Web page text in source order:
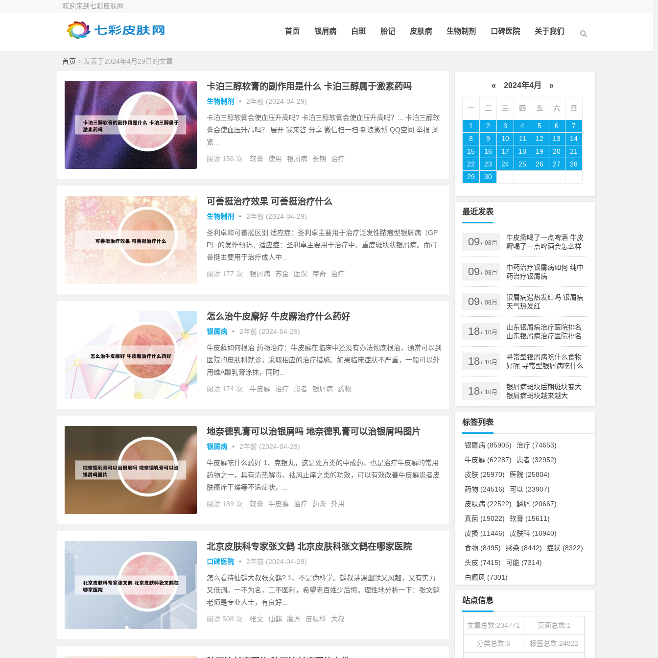
欢迎来到七彩皮肤网
首页 银屑病 白斑 胎记 皮肤病 生物制剂 口碑医院 关于我们
首页 > 发表于2024年4月29日的文章
卡泊三醇软膏的副作用是什么 卡泊三醇属于激素药吗
生物制剂 • 2年前 (2024-04-29)
卡泊三醇软膏会使血压升高吗? 卡泊三醇软膏会使血压升高吗？... 卡泊三醇软
膏会使血压升高吗？ 展开 我来答 分享 微信扫一扫 新浪微博 QQ空间 举报 浏
览...
阅读 156 次 软膏 使用 银屑病 长期 治疗
可善挺治疗效果 可善挺治疗什么
生物制剂 • 2年前 (2024-04-29)
圣利卓和可善挺区别 适应症：圣利卓主要用于治疗泛发性脓疱型银屑病（GP
P）的发作预防。适应症：圣利卓主要用于治疗中、重度斑块状银屑病。而可
善挺主要用于治疗成人中...
阅读 177 次 银屑病 苏金 医保 库奇 治疗
怎么治牛皮廨好 牛皮廨治疗什么药好
银屑病 • 2年前 (2024-04-29)
牛皮藓如何根治 药物治疗：牛皮癣在临床中还没有办法彻底根治，通常可以到
医院的皮肤科就诊，采取相应的治疗措施。如果临床症状不严重，一般可以外
用维A酸乳膏涂抹，同时...
阅读 174 次 牛皮癣 治疗 患者 银屑病 药物
地奈德乳膏可以治银屑吗 地奈德乳膏可以治银屑吗图片
银屑病 • 2年前 (2024-04-29)
牛皮癣吃什么药好 1、克银丸，这是处方类的中成药，也是治疗牛皮癣的常用
药物之一，具有清热解毒、祛风止痒之类的功效，可以有效改善牛皮癣患者皮
肤瘙痒干燥等不适症状，...
阅读 189 次 软膏 牛皮癣 治疗 药膏 外用
北京皮肤科专家张文鹤 北京皮肤科张文鹤在哪家医院
口碑医院 • 2年前 (2024-04-29)
怎么看待仙鹤大叔张文鹤? 1、不是伪科学。鹤叔讲课幽默又风趣，又有实力
又低调。一不为名，二不图利，希望老百姓少后悔。理性地分析一下：张文鹤
老师是专业人士，有良好...
阅读 508 次 张文 仙鹤 魔方 皮肤科 大叔
« 2024年4月 »
一 二 三 四 五 六 日
1 2 3 4 5 6
7
8
9 10 11 12 13
14
15
16 17 18 19 20
21
22
23 24 25 26 27
28
29
30
最近发表
09/ 08月
牛皮癣喝了一点啤酒 牛皮
癣喝了一点啤酒会怎么样
09/ 08月
中药治疗银屑病如何 纯中
药治疗银屑病
09/ 08月
银屑病遇热发红吗 银屑病
天气热发红
18/ 10月
山东银屑病治疗医院排名
山东银屑病治疗医院排名
榜
18/ 10月
寻常型银屑病吃什么食物
好呢 寻常型银屑病吃什么
药效果好
18/ 10月
银屑病斑块后期斑块变大
银屑病斑块越来越大
标签列表
银屑病 (85905) 治疗 (74653)
牛皮癣 (62287) 患者 (32952)
皮肤 (25970) 医院 (25804)
药物 (24516) 可以 (23907)
皮肤病 (22522) 鳞屑 (20667)
真菌 (19022) 软膏 (15611)
皮损 (11446) 皮肤科 (10940)
食物 (8495) 感染 (8442) 症状 (8322)
头皮 (7415) 可能 (7314)
白癜风 (7301)
站点信息
文章总数:204771 页面总数:1
分类总数:6 标签总数:24822